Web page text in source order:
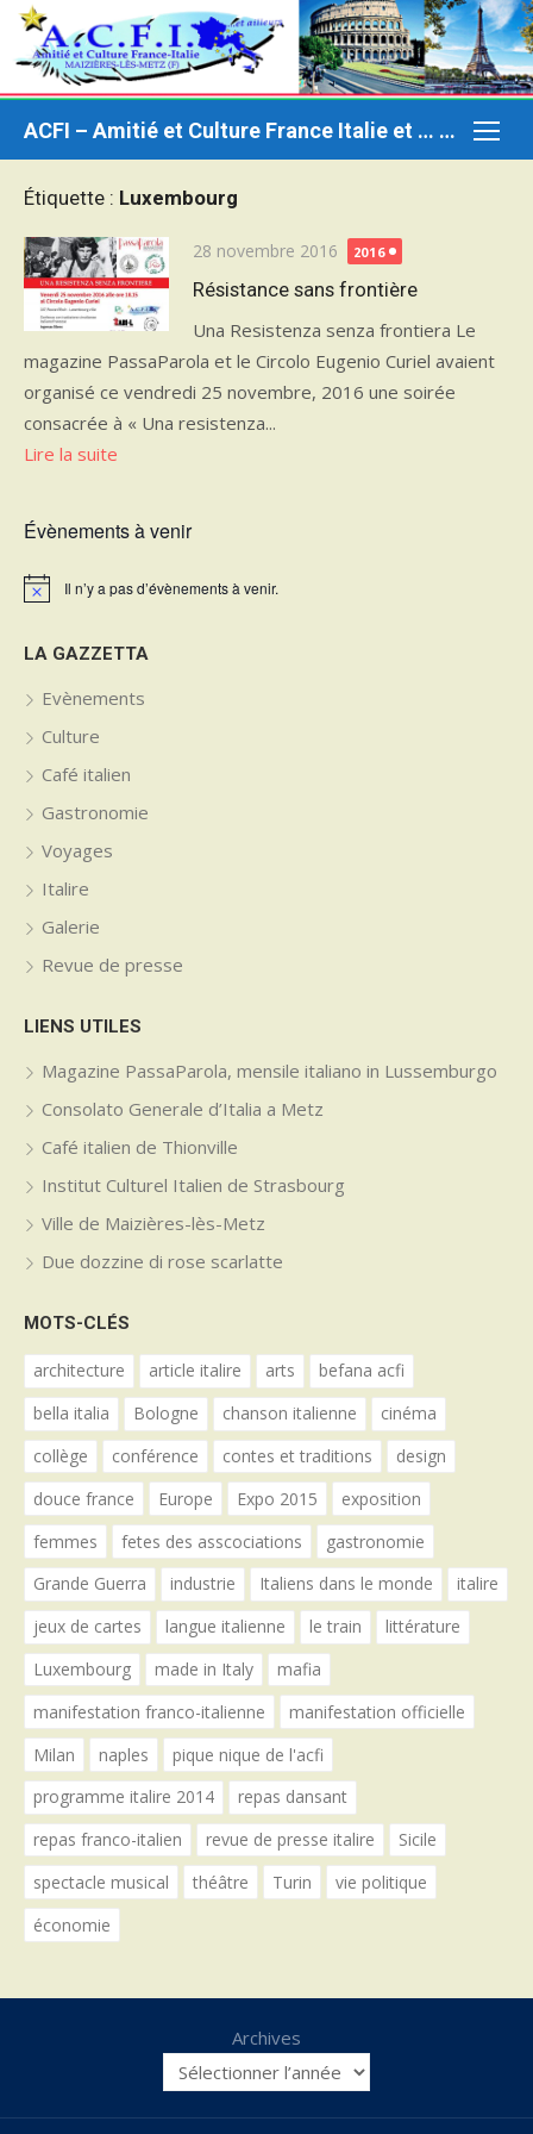
Aller
contenu
ACFI – Amitié et Culture France Italie et … ailleurs
Étiquette : Luxembourg
Publié
le
28 novembre 2016 2016
Résistance sans frontière
Una Resistenza senza frontiera Le
magazine PassaParola et le Circolo Eugenio Curiel avaient
organisé ce vendredi 25 novembre, 2016 une soirée
consacrée à « Una resistenza...
Lire la suite
Évènements à venir
Notice Il n’y a pas d’évènements à venir.
LA GAZZETTA
Evènements
Culture
Café italien
Gastronomie
Voyages
Italire
Galerie
Revue de presse
LIENS UTILES
Magazine PassaParola, mensile italiano in Lussemburgo
Consolato Generale d’Italia a Metz
Café italien de Thionville
Institut Culturel Italien de Strasbourg
Ville de Maizières-lès-Metz
Due dozzine di rose scarlatte
MOTS-CLÉS
architecture article italire arts
befana acfi
bella italia
Bologne chanson italienne
cinéma
collège
conférence contes et traditions
design
douce france
Europe Expo 2015
exposition
femmes
fetes des asscociations
gastronomie
Grande Guerra
industrie Italiens dans le monde
italire
jeux de cartes
langue italienne le train
littérature
Luxembourg
made in Italy
mafia
manifestation franco-italienne
manifestation officielle
Milan
naples
pique nique de l'acfi
programme italire 2014
repas dansant
repas franco-italien
revue de presse italire
Sicile
spectacle musical
théâtre Turin
vie politique
économie
Archives